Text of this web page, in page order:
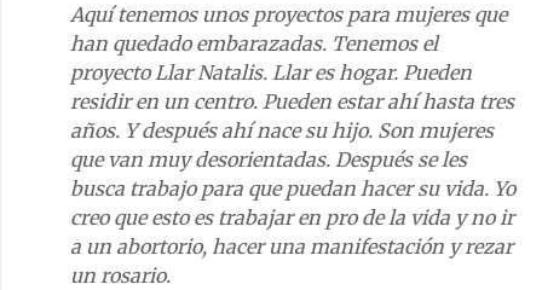
Aquí tenemos unos proyectos para mujeres que
han quedado embarazadas. Tenemos el
proyecto Llar Natalis. Llar es hogar. Pueden
residir en un centro. Pueden estar ahí hasta tres
años. Y después ahí nace su hijo. Son mujeres
que van muy desorientadas. Después se les
busca trabajo para que puedan hacer su vida. Yo
creo que esto es trabajar en pro de la vida y no ir
a un abortorio, hacer una manifestación y rezar
un rosario.